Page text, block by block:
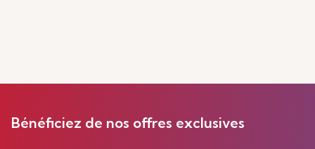
Bénéficiez de nos offres exclusives